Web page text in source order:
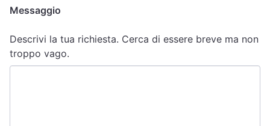
Messaggio
Descrivi la tua richiesta. Cerca di essere breve ma non
troppo vago.